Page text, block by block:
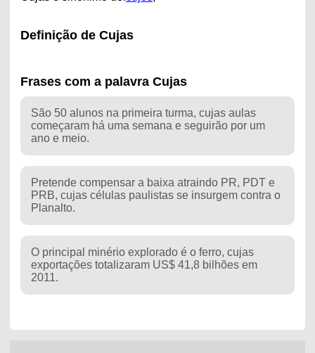
Definição de Cujas
Frases com a palavra Cujas
São 50 alunos na primeira turma, cujas aulas
começaram há uma semana e seguirão por um
ano e meio.
Pretende compensar a baixa atraindo PR, PDT e
PRB, cujas células paulistas se insurgem contra o
Planalto.
O principal minério explorado é o ferro, cujas
exportações totalizaram US$ 41,8 bilhões em
2011.